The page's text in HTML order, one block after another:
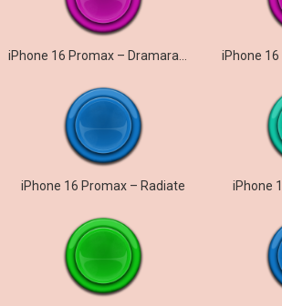
iPhone
iPhone 16 Promax – Radiate iPhone